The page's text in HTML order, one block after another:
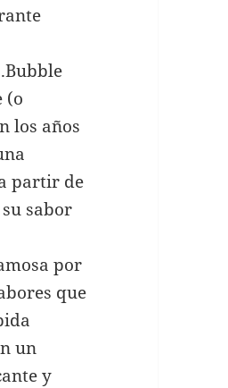
(o
los años
partir de
sabor
por
que
un
y